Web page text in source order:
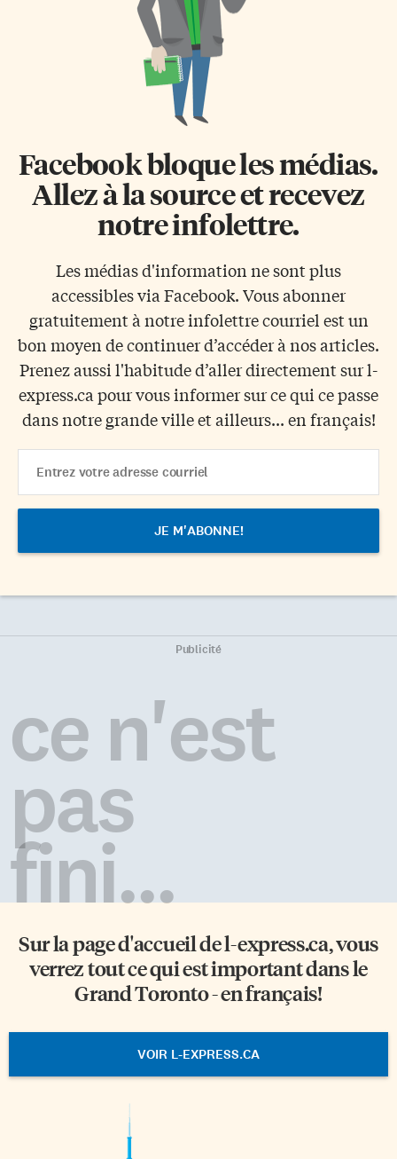
Facebook bloque les médias.
Allez à la source et recevez
notre infolettre.
Les médias d'information ne sont plus
accessibles via Facebook. Vous abonner
gratuitement à notre infolettre courriel est un
bon moyen de continuer d’accéder à nos articles.
Prenez aussi l'habitude d’aller directement sur l-
express.ca pour vous informer sur ce qui ce passe
dans notre grande ville et ailleurs... en français!
Address
Publicité
ce n'est
pas
fini...
Sur la page d'accueil del-express.ca, vous
verrez tout ce qui est important dans le
Grand Toronto - en français!
VOIR L-EXPRESS.CA